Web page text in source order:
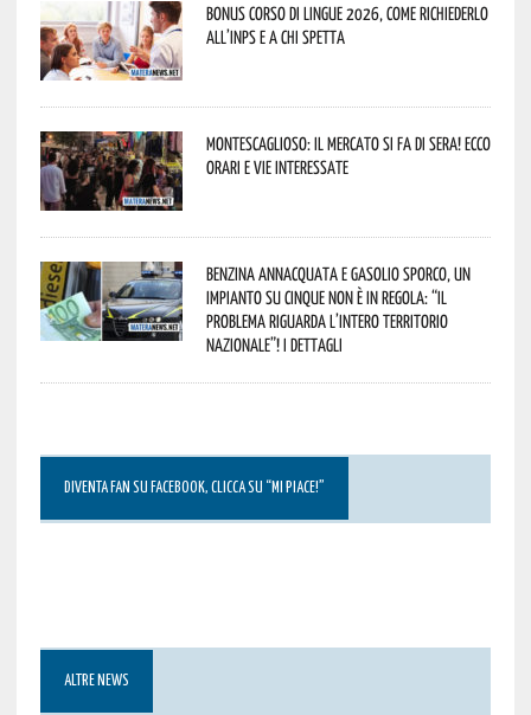
Bonus corso di lingue 2026, come richiederlo
all’INPS e a chi spetta
Montescaglioso: il mercato si fa di sera! Ecco
orari e vie interessate
Benzina annacquata e gasolio sporco, un
impianto su cinque non è in regola: “il
problema riguarda l’intero territorio
Nazionale”! I dettagli
DIVENTA FAN SU FACEBOOK, CLICCA SU “MI PIACE!”
ALTRE NEWS